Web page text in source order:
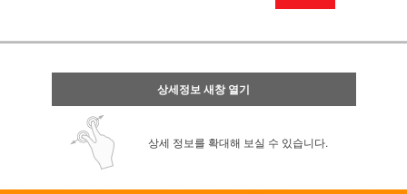
상세정보 새창 열기
상세 정보를 확대해 보실 수 있습니다.